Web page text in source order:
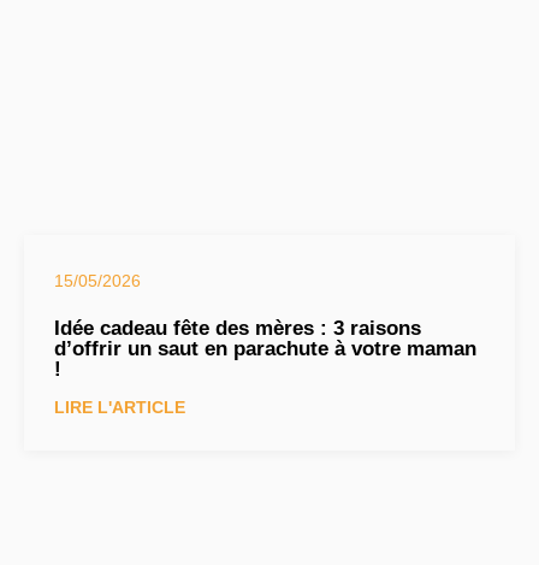
15/05/2026
Idée cadeau fête des mères : 3 raisons
d’offrir un saut en parachute à votre maman
!
LIRE L'ARTICLE